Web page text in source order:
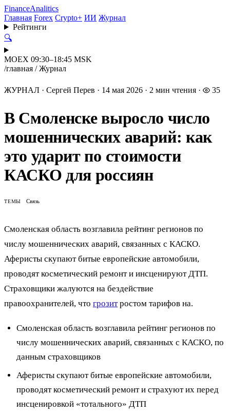
FinanceAnalitics
Главная Forex Crypto+ ИИ Журнал
Рейтинги
🔍
MOEX 09:30–18:45 MSK
/главная / Журнал
ЖУРНАЛ · Сергей Перев · 14 мая 2026 · 2 мин чтения · 35
В Смоленске выросло число
мошеннических аварий: как
это ударит по стоимости
КАСКО для россиян
ТЕМЫ Связь
Смоленская область возглавила рейтинг регионов по
числу мошеннических аварий, связанных с КАСКО.
Аферисты скупают битые европейские автомобили,
проводят косметический ремонт и инсценируют ДТП.
Страховщики жалуются на бездействие
правоохранителей, что грозитростом тарифов на.
Смоленская область возглавила рейтинг регионов по
числу мошеннических аварий, связанных с КАСКО, по
данным страховщиков
Аферисты скупают битые европейские автомобили,
проводят косметический ремонт и страхуют их перед
инсценировкой «тотального» ДТП